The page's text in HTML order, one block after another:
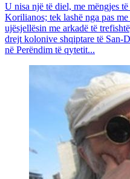
U nisa një të diel, me mëngjes
Korilianos; tek lashë nga pas
ujësjellësin me arkadë të
drejt kolonive shqiptare të San-
në Perëndim të qytetit...